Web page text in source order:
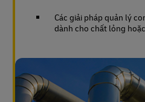
Các giải pháp quản lý
dành cho chất lỏng